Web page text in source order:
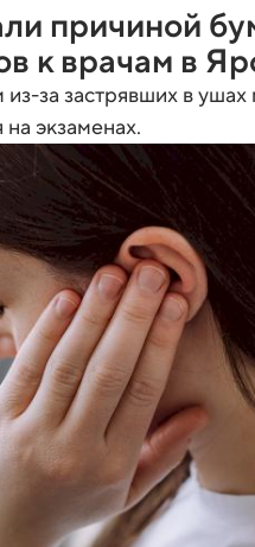
причиной
к врачам в
за застрявших в
экзаменах.